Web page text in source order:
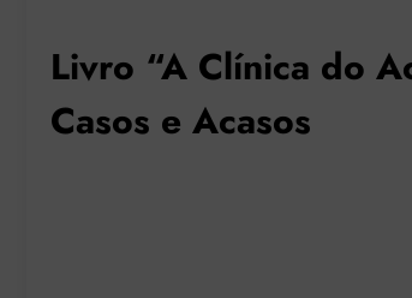
Livro “A Clínica do
Casos e Acasos